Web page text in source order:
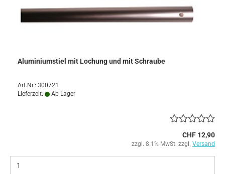
Aluminiumstiel mit Lochung und mit Schraube
Art.Nr.: 300721
Lieferzeit:
Ab Lager
CHF 12,90
zzgl. 8.1% MwSt. zzgl. Versand